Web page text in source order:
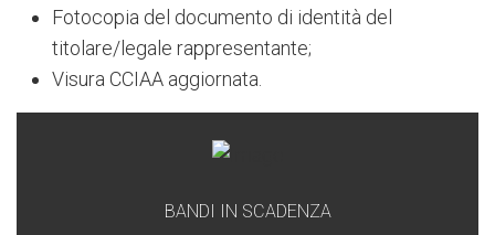
Fotocopia del documento di identità del
titolare/legale rappresentante;
Visura CCIAA aggiornata.
BANDI IN SCADENZA